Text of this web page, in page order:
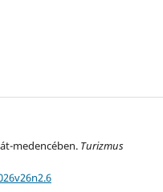
medencében. Turizmus